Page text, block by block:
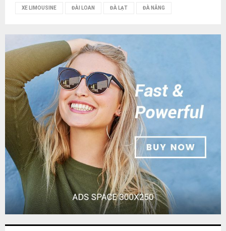
XE LIMOUSINE ĐÀI LOAN ĐÀ LẠT ĐÀ NẴNG